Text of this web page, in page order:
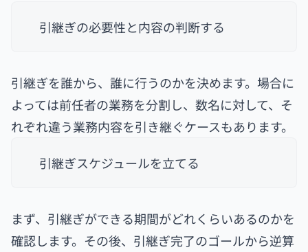
引継ぎの必要性と内容の判断する
引継ぎを誰から、誰に行うのかを決めます。場合に
よっては前任者の業務を分割し、数名に対して、そ
れぞれ違う業務内容を引き継ぐケースもあります。
引継ぎスケジュールを立てる
まず、引継ぎができる期間がどれくらいあるのかを
確認します。その後、引継ぎ完了のゴールから逆算